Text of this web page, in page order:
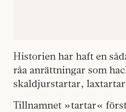
Historien har haft en
råa anrättningar som
skaldjurstartar,
Tillnamnet »tartar«